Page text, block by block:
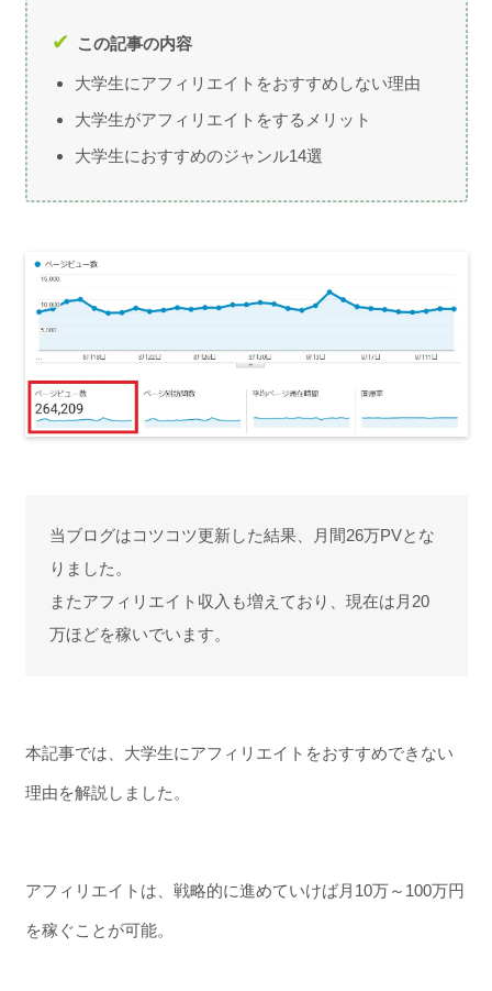
この記事の内容
大学生にアフィリエイトをおすすめしない理由
大学生がアフィリエイトをするメリット
大学生におすすめのジャンル14選
当ブログはコツコツ更新した結果、月間26万PVとな
りました。
またアフィリエイト収入も増えており、現在は月20
万ほどを稼いでいます。
本記事では、大学生にアフィリエイトをおすすめできない
理由を解説しました。
アフィリエイトは、戦略的に進めていけば月10万～100万円
を稼ぐことが可能。